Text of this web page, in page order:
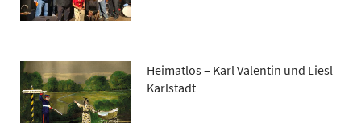
Heimatlos – Karl Valentin und Liesl
Karlstadt